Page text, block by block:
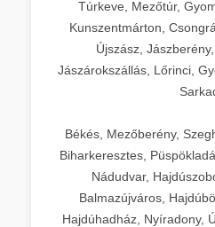
Túrkeve, Mezőtúr,
Kunszentmárton,
Újszász,
Jászárokszállás, Lőrinci,
Békés, Mezőberény,
Biharkeresztes,
Nádudvar,
Balmazújváros,
Hajdúhadház, Nyíradony,